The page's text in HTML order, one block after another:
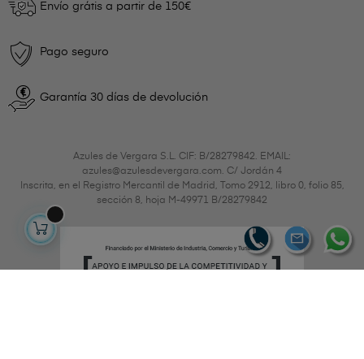
Envío grátis a partir de 150€
Pago seguro
Garantía 30 días de devolución
Azules de Vergara S.L. CIF: B/28279842. EMAIL:
azules@azulesdevergara.com. C/ Jordán 4
Inscrita, en el Registro Mercantil de Madrid, Tomo 2912, libro 0, folio 85,
sección 8, hoja M-49971 B/28279842